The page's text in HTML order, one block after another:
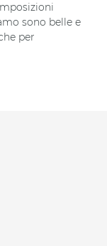
sono belle e
per